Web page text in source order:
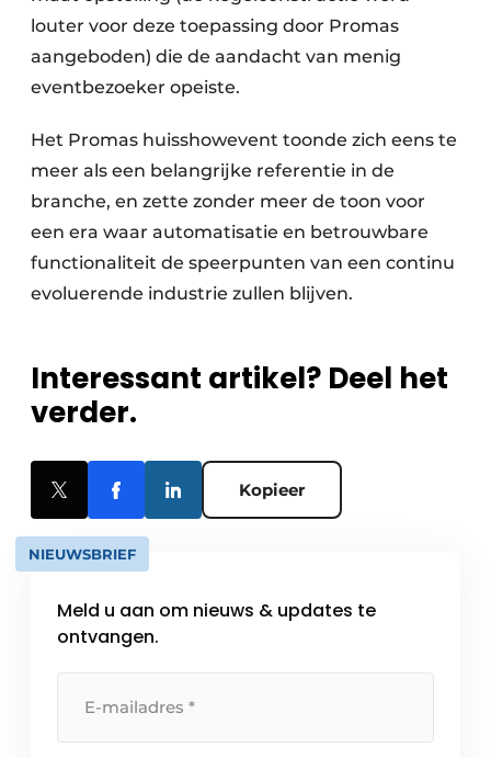
louter voor deze toepassing door Promas
aangeboden) die de aandacht van menig
eventbezoeker opeiste.
Het Promas huisshowevent toonde zich eens te
meer als een belangrijke referentie in de
branche, en zette zonder meer de toon voor
een era waar automatisatie en betrouwbare
functionaliteit de speerpunten van een continu
evoluerende industrie zullen blijven.
Interessant artikel? Deel het
verder.
Kopieer
NIEUWSBRIEF
Meld u aan om nieuws & updates te
ontvangen.